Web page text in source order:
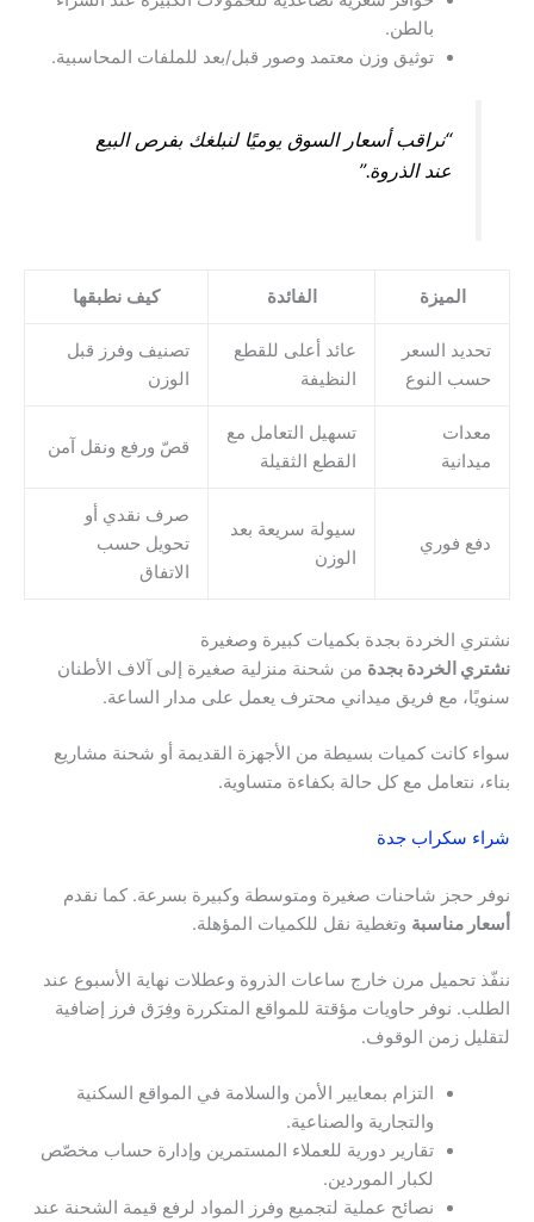
بالطن.
توثيق وزن معتمد وصور قبل/بعد للملفات المحاسبية.
“نراقب أسعار السوق يوميًا لنبلغك بفرص البيع
عند الذروة.”
الميزة الفائدة كيف نطبقها
تحديد السعر
حسب النوع
عائد أعلى للقطع
النظيفة
تصنيف وفرز قبل
الوزن
معدات
ميدانية
تسهيل التعامل مع
القطع الثقيلة
قصّ ورفع ونقل آمن
دفع فوري
سيولة سريعة بعد
الوزن
صرف نقدي أو
تحويل حسب
الاتفاق
نشتري الخردة بجدة بكميات كبيرة وصغيرة
نشتري الخردة بجدة من شحنة منزلية صغيرة إلى آلاف الأطنان
سنويًا، مع فريق ميداني محترف يعمل على مدار الساعة.
سواء كانت كميات بسيطة من الأجهزة القديمة أو شحنة مشاريع
بناء، نتعامل مع كل حالة بكفاءة متساوية.
شراء سكراب جدة
نوفر حجز شاحنات صغيرة ومتوسطة وكبيرة بسرعة. كما نقدم
أسعار مناسبة وتغطية نقل للكميات المؤهلة.
ننفّذ تحميل مرن خارج ساعات الذروة وعطلات نهاية الأسبوع عند
الطلب. نوفر حاويات مؤقتة للمواقع المتكررة وفِرَق فرز إضافية
لتقليل زمن الوقوف.
التزام بمعايير الأمن والسلامة في المواقع السكنية
والتجارية والصناعية.
تقارير دورية للعملاء المستمرين وإدارة حساب مخصّص
لكبار الموردين.
نصائح عملية لتجميع وفرز المواد لرفع قيمة الشحنة عند